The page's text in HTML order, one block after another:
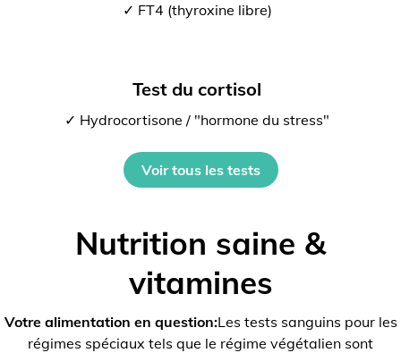
✓ FT4 (thyroxine libre)
Test du cortisol
✓ Hydrocortisone / "hormone du stress"
Voir tous les tests
Nutrition saine &
vitamines
Votre alimentation en question:Les tests sanguins pour les
régimes spéciaux tels que le régime végétalien sont